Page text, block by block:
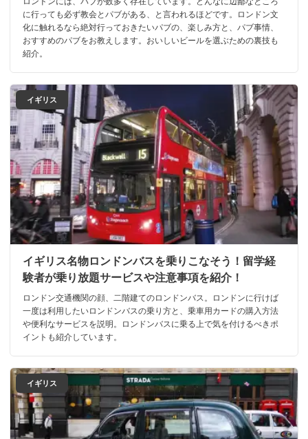
に行っても必ず教会とパブがある、と言われるほどです。ロンドン文
化に触れるなら絶対行っておきたいパブの、楽しみ方と、パブ事情、
おすすめのパブをお教えします。おいしいビールを選ぶための裏技も
紹介。
イギリス
イギリス名物ロンドンバスを乗りこなそう！留学経
験者が乗り放題サービスや注意事項を紹介！
ロンドン交通機関の顔、二階建てのロンドンバス。ロンドンに行けば
一度は利用したいロンドンバスの乗り方と、乗車用カードの購入方法
や便利なサービスを説明。ロンドンバスに乗る上で気を付けるべきポ
イントも紹介しています。
イギリス